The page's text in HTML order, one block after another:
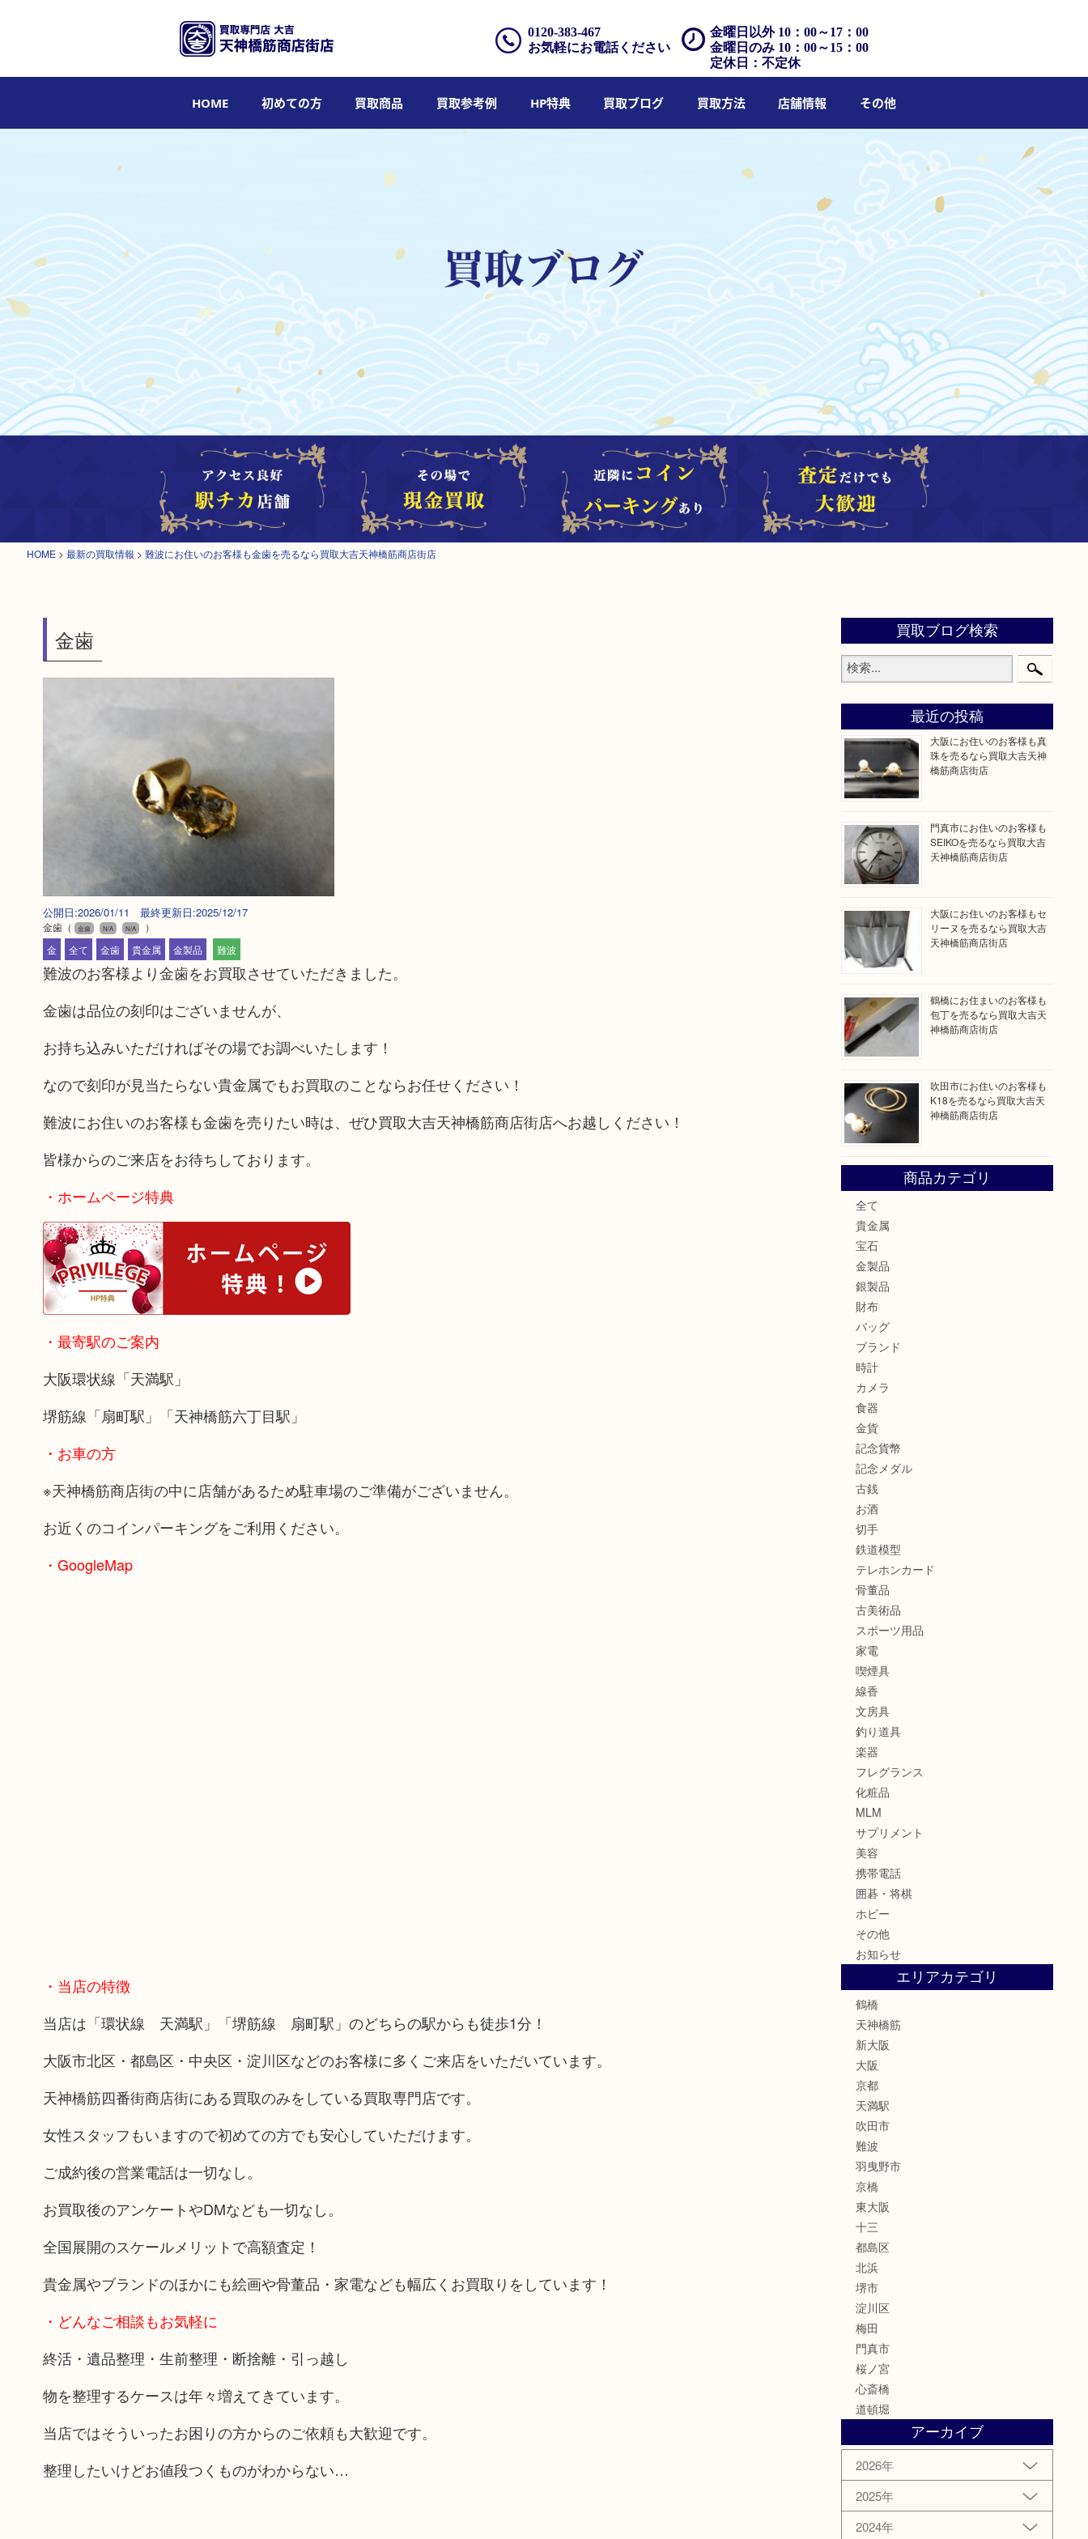
金曜日以外 10：00～17：00
金曜日のみ 10：00～15：00
定休日：不定休
0120-383-467
お気軽にお電話ください
HOME 初めての方 買取商品 買取参考例 HP特典 買取ブログ 買取方法 店舗情報 その他
HOME > 最新の買取情報 > 難波にお住いのお客様も金歯を売るなら買取大吉天神橋筋商店街店
金歯
公開日:2026/01/11 最終更新日:2025/12/17
金歯（ 金歯 N/A N/A
）
金
全て 金歯 貴金属 金製品 難波
難波のお客様より金歯をお買取させていただきました。
金歯は品位の刻印はございませんが、
お持ち込みいただければその場でお調べいたします！
なので刻印が見当たらない貴金属でもお買取のことならお任せください！
難波にお住いのお客様も金歯を売りたい時は、ぜひ買取大吉天神橋筋商店街店へお越しください！
皆様からのご来店をお待ちしております。
・ホームページ特典
・最寄駅のご案内
大阪環状線「天満駅」
堺筋線「扇町駅」「天神橋筋六丁目駅」
・お車の方
※天神橋筋商店街の中に店舗があるため駐車場のご準備がございません。
お近くのコインパーキングをご利用ください。
・GoogleMap
・当店の特徴
当店は「環状線 天満駅」「堺筋線 扇町駅」のどちらの駅からも徒歩1分！
大阪市北区・都島区・中央区・淀川区などのお客様に多くご来店をいただいています。
天神橋筋四番街商店街にある買取のみをしている買取専門店です。
女性スタッフもいますので初めての方でも安心していただけます。
ご成約後の営業電話は一切なし。
お買取後のアンケートやDMなども一切なし。
全国展開のスケールメリットで高額査定！
貴金属やブランドのほかにも絵画や骨董品・家電なども幅広くお買取りをしています！
・どんなご相談もお気軽に
終活・遺品整理・生前整理・断捨離・引っ越し
物を整理するケースは年々増えてきています。
当店ではそういったお困りの方からのご依頼も大歓迎です。
整理したいけどお値段つくものがわからない…
買取ブログ検索
最近の投稿
大阪にお住いのお客様も真
珠を売るなら買取大吉天神
橋筋商店街店
門真市にお住いのお客様も
SEIKOを売るなら買取大吉
天神橋筋商店街店
大阪にお住いのお客様もセ
リーヌを売るなら買取大吉
天神橋筋商店街店
鶴橋にお住まいのお客様も
包丁を売るなら買取大吉天
神橋筋商店街店
吹田市にお住いのお客様も
K18を売るなら買取大吉天
神橋筋商店街店
商品カテゴリ
全て
貴金属
宝石
金製品
銀製品
財布
バッグ
ブランド
時計
カメラ
食器
金貨
記念貨幣
記念メダル
古銭
お酒
切手
鉄道模型
テレホンカード
骨董品
古美術品
スポーツ用品
家電
喫煙具
線香
文房具
釣り道具
楽器
フレグランス
化粧品
MLM
サプリメント
美容
携帯電話
囲碁・将棋
ホビー
その他
お知らせ
エリアカテゴリ
鶴橋
天神橋筋
新大阪
大阪
京都
天満駅
吹田市
難波
羽曳野市
京橋
東大阪
十三
都島区
北浜
堺市
淀川区
梅田
門真市
桜ノ宮
心斎橋
道頓堀
アーカイブ
2026年
2025年
2024年